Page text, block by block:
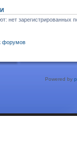
нет зарегистрированных
форумов
Powered by